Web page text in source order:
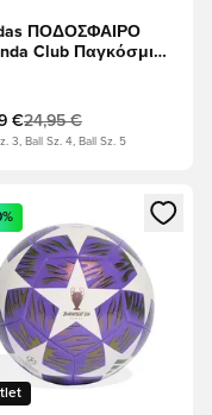
ΠΟΔΟΣΦΑΙΡΟ
Club Παγκόσμιο
€24,95 €
3, Ball Sz. 4, Ball Sz. 5
ή να εγγραφείτε ως
ένα Modal για να